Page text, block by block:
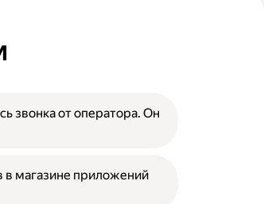
звонка от оператора. Он
в магазине приложений